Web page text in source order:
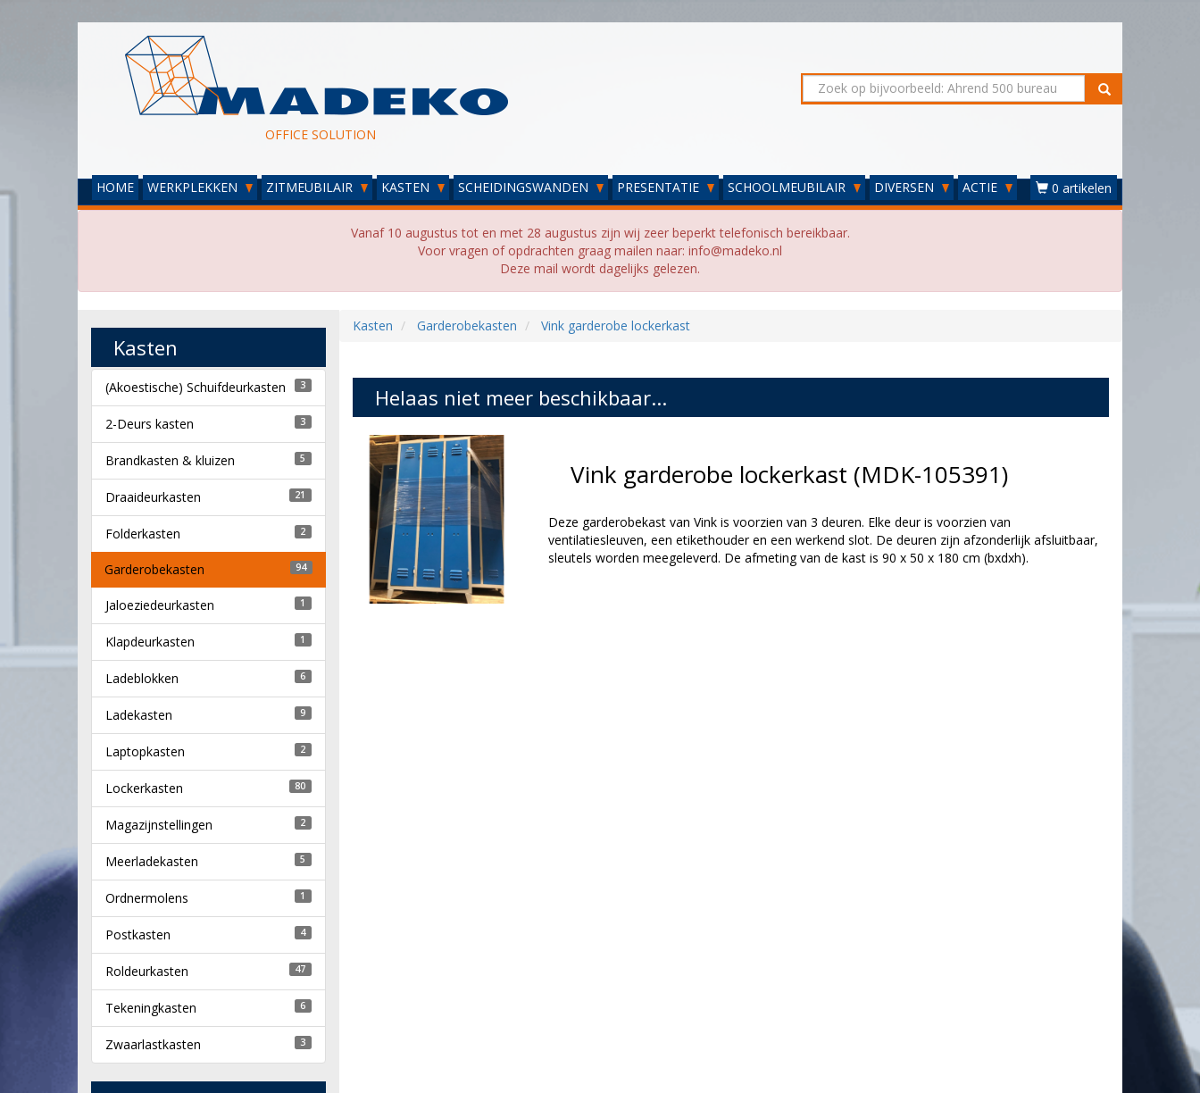
OFFICE SOLUTION
HOME WERKPLEKKEN ZITMEUBILAIR KASTEN SCHEIDINGSWANDEN PRESENTATIE SCHOOLMEUBILAIR DIVERSEN ACTIE 0 artikelen
Vanaf 10 augustus tot en met 28 augustus zijn wij zeer beperkt telefonisch bereikbaar.
Voor vragen of opdrachten graag mailen naar: info@madeko.nl
Deze mail wordt dagelijks gelezen.
Kasten Garderobekasten Vink garderobe lockerkast
Helaas niet meer beschikbaar...
Vink garderobe lockerkast (MDK-105391)
Deze garderobekast van Vink is voorzien van 3 deuren. Elke deur is voorzien van
ventilatiesleuven, een etikethouder en een werkend slot. De deuren zijn afzonderlijk afsluitbaar,
sleutels worden meegeleverd. De afmeting van de kast is 90 x 50 x 180 cm (bxdxh).
Kasten
(Akoestische) Schuifdeurkasten 3
2-Deurs kasten 3
Brandkasten & kluizen 5
Draaideurkasten 21
Folderkasten 2
Garderobekasten 94
Jaloeziedeurkasten 1
Klapdeurkasten 1
Ladeblokken 6
Ladekasten 9
Laptopkasten 2
Lockerkasten 80
Magazijnstellingen 2
Meerladekasten 5
Ordnermolens 1
Postkasten 4
Roldeurkasten 47
Tekeningkasten 6
Zwaarlastkasten 3